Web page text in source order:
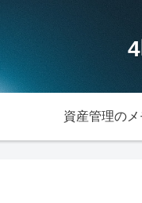
資産管理のメ